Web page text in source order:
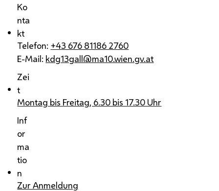
Ko
nta
kt
Telefon: +43 676 81186 2760
E-Mail: kdg13gall@ma10.wien.gv.at
Zei
t
Montag bis Freitag, 6.30 bis 17.30 Uhr
Inf
or
ma
tio
n
Zur Anmeldung